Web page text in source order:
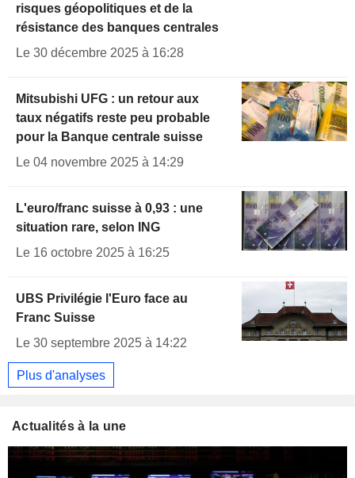
risques géopolitiques et de la
résistance des banques centrales
Le 30 décembre 2025 à 16:28
Mitsubishi UFG : un retour aux
taux négatifs reste peu probable
pour la Banque centrale suisse
Le 04 novembre 2025 à 14:29
L'euro/franc suisse à 0,93 : une
situation rare, selon ING
Le 16 octobre 2025 à 16:25
UBS Privilégie l'Euro face au
Franc Suisse
Le 30 septembre 2025 à 14:22
Plus d'analyses
Actualités à la une